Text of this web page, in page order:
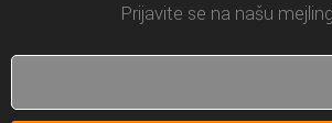
Prijavite se na našu